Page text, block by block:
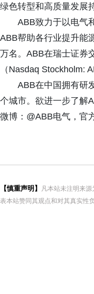
绿色转型和高质量发展
ABB致力于以电气
ABB帮助各行业提升能
万名。ABB在瑞士证券
（Nasdaq Stockholm:
ABB在中国拥有研
个城市。欲进一步了解
微博：@ABB电气，官
【慎重声明】
凡本站未注明来
表本站赞同其观点和对其真实性